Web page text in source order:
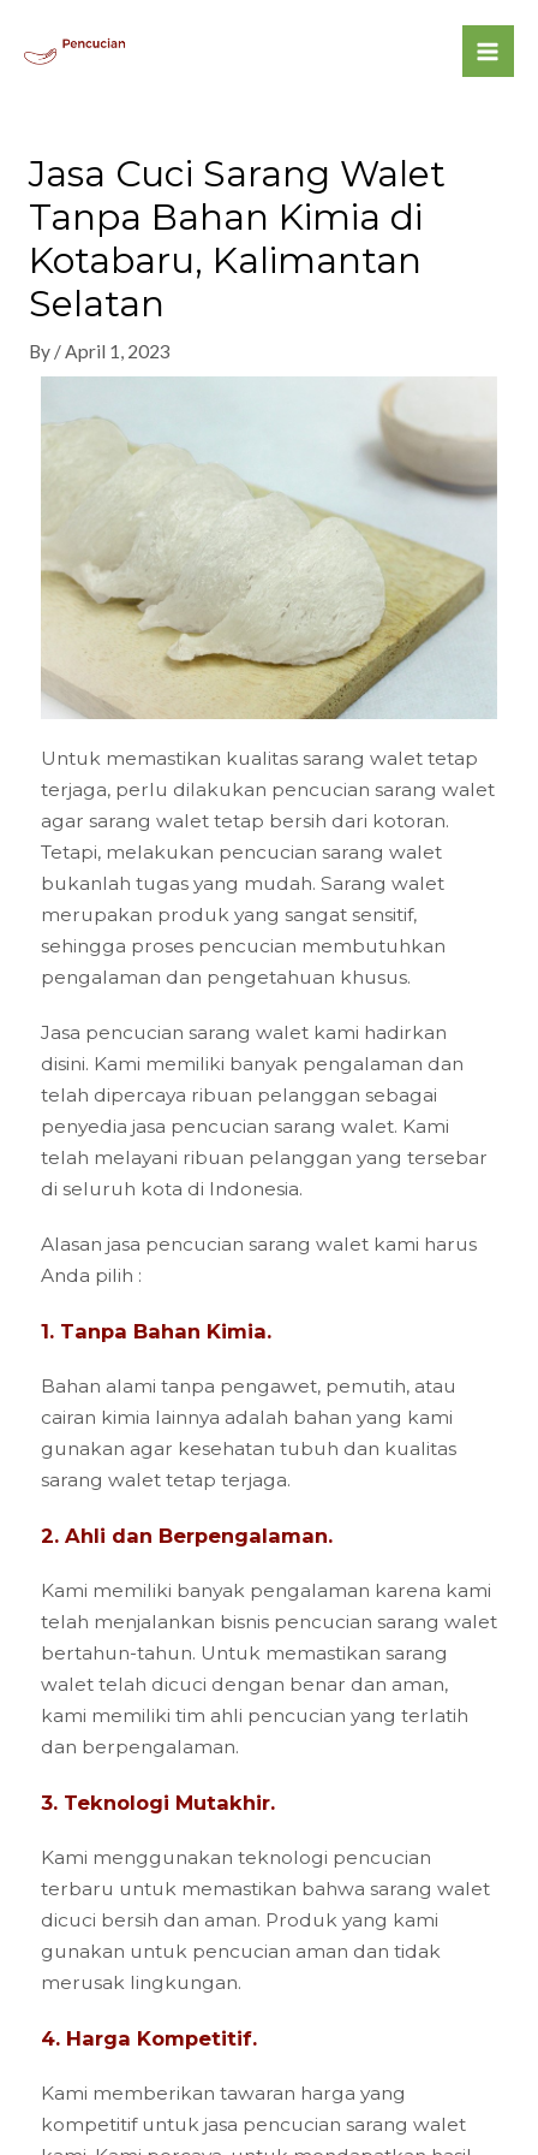
Jasa Cuci Sarang Walet
Tanpa Bahan Kimia di
Kotabaru, Kalimantan
Selatan
By / April 1, 2023
Untuk memastikan kualitas sarang walet tetap
terjaga, perlu dilakukan pencucian sarang walet
agar sarang walet tetap bersih dari kotoran.
Tetapi, melakukan pencucian sarang walet
bukanlah tugas yang mudah. Sarang walet
merupakan produk yang sangat sensitif,
sehingga proses pencucian membutuhkan
pengalaman dan pengetahuan khusus.
Jasa pencucian sarang walet kami hadirkan
disini. Kami memiliki banyak pengalaman dan
telah dipercaya ribuan pelanggan sebagai
penyedia jasa pencucian sarang walet. Kami
telah melayani ribuan pelanggan yang tersebar
di seluruh kota di Indonesia.
Alasan jasa pencucian sarang walet kami harus
Anda pilih :
1. Tanpa Bahan Kimia.
Bahan alami tanpa pengawet, pemutih, atau
cairan kimia lainnya adalah bahan yang kami
gunakan agar kesehatan tubuh dan kualitas
sarang walet tetap terjaga.
2. Ahli dan Berpengalaman.
Kami memiliki banyak pengalaman karena kami
telah menjalankan bisnis pencucian sarang walet
bertahun-tahun. Untuk memastikan sarang
walet telah dicuci dengan benar dan aman,
kami memiliki tim ahli pencucian yang terlatih
dan berpengalaman.
3. Teknologi Mutakhir.
Kami menggunakan teknologi pencucian
terbaru untuk memastikan bahwa sarang walet
dicuci bersih dan aman. Produk yang kami
gunakan untuk pencucian aman dan tidak
merusak lingkungan.
4. Harga Kompetitif.
Kami memberikan tawaran harga yang
kompetitif untuk jasa pencucian sarang walet